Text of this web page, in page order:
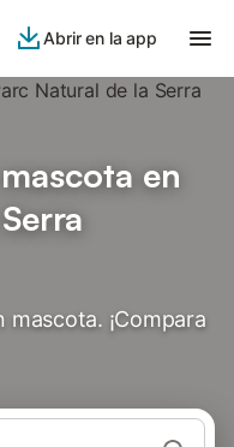
Abrir en la app
en
mascota. ¡Compara